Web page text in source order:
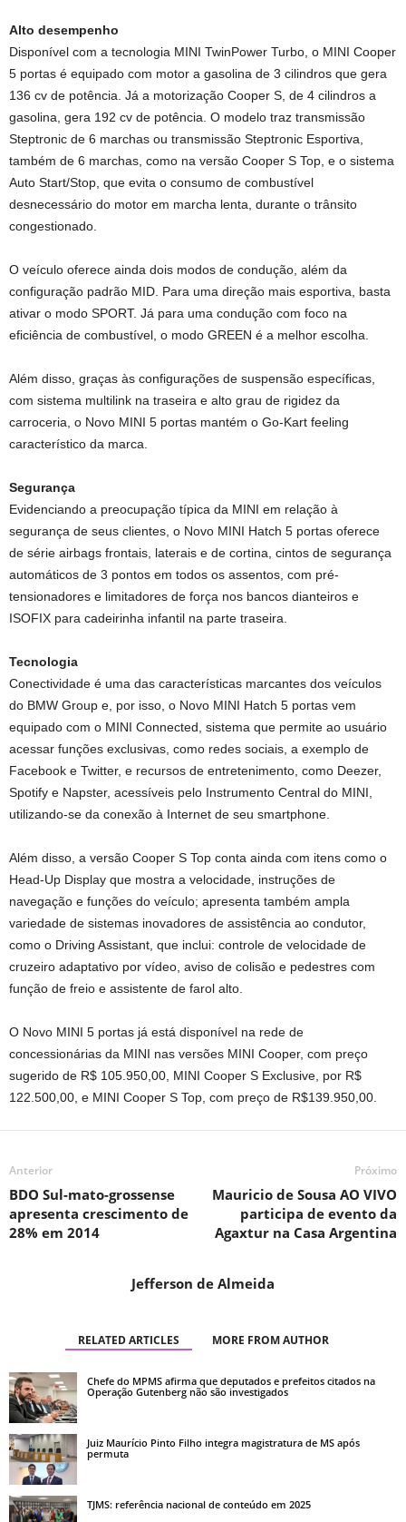
Alto desempenho
Disponível com a tecnologia MINI TwinPower Turbo, o MINI Cooper
5 portas é equipado com motor a gasolina de 3 cilindros que gera
136 cv de potência. Já a motorização Cooper S, de 4 cilindros a
gasolina, gera 192 cv de potência. O modelo traz transmissão
Steptronic de 6 marchas ou transmissão Steptronic Esportiva,
também de 6 marchas, como na versão Cooper S Top, e o sistema
Auto Start/Stop, que evita o consumo de combustível
desnecessário do motor em marcha lenta, durante o trânsito
congestionado.
O veículo oferece ainda dois modos de condução, além da
configuração padrão MID. Para uma direção mais esportiva, basta
ativar o modo SPORT. Já para uma condução com foco na
eficiência de combustível, o modo GREEN é a melhor escolha.
Além disso, graças às configurações de suspensão específicas,
com sistema multilink na traseira e alto grau de rigidez da
carroceria, o Novo MINI 5 portas mantém o Go-Kart feeling
característico da marca.
Segurança
Evidenciando a preocupação típica da MINI em relação à
segurança de seus clientes, o Novo MINI Hatch 5 portas oferece
de série airbags frontais, laterais e de cortina, cintos de segurança
automáticos de 3 pontos em todos os assentos, com pré-
tensionadores e limitadores de força nos bancos dianteiros e
ISOFIX para cadeirinha infantil na parte traseira.
Tecnologia
Conectividade é uma das características marcantes dos veículos
do BMW Group e, por isso, o Novo MINI Hatch 5 portas vem
equipado com o MINI Connected, sistema que permite ao usuário
acessar funções exclusivas, como redes sociais, a exemplo de
Facebook e Twitter, e recursos de entretenimento, como Deezer,
Spotify e Napster, acessíveis pelo Instrumento Central do MINI,
utilizando-se da conexão à Internet de seu smartphone.
Além disso, a versão Cooper S Top conta ainda com itens como o
Head-Up Display que mostra a velocidade, instruções de
navegação e funções do veículo; apresenta também ampla
variedade de sistemas inovadores de assistência ao condutor,
como o Driving Assistant, que inclui: controle de velocidade de
cruzeiro adaptativo por vídeo, aviso de colisão e pedestres com
função de freio e assistente de farol alto.
O Novo MINI 5 portas já está disponível na rede de
concessionárias da MINI nas versões MINI Cooper, com preço
sugerido de R$ 105.950,00, MINI Cooper S Exclusive, por R$
122.500,00, e MINI Cooper S Top, com preço de R$139.950,00.
Anterior
BDO Sul-mato-grossense
apresenta crescimento de
28% em 2014
Próximo
Mauricio de Sousa AO VIVO
participa de evento da
Agaxtur na Casa Argentina
Jefferson de Almeida
RELATED ARTICLES MORE FROM AUTHOR
Chefe do MPMS afirma que deputados e prefeitos citados na
Operação Gutenberg não são investigados
Juiz Maurício Pinto Filho integra magistratura de MS após
permuta
TJMS: referência nacional de conteúdo em 2025